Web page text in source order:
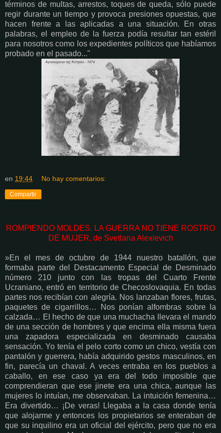
términos de multas, arrestos, toques de queda, sólo puede
regir durante un tiempo y provoca presiones opuestas, que
hacen frente a las aplicadas a una situación. En otras
palabras, el empleo de la fuerza podía resultar tan estéril
para nosotros como los expedientes políticos que habíamos
probado en el pasado..."
en 19:44 No hay comentarios:
Compartir
ROMPIENDO MOLDES. LA GUERRA NO TIENE ROSTRO
DE MUJER, de Svetlana Alexievich
»En el mes de octubre de 1944 nuestro batallón, que
formaba parte del Destacamento Especial de Desminado
número 210 junto con las tropas del Cuarto Frente
Ucraniano, entró en territorio de Checoslovaquia. En todas
partes nos recibían con alegría. Nos lanzaban flores, frutas,
paquetes de cigarrillos… Nos ponían alfombras sobre la
calzada… El hecho de que una muchacha llevara el mando
de una sección de hombres y que encima ella misma fuera
una zapadora especializada en desminado causaba
sensación. Yo tenía el pelo corto como un chico, vestía con
pantalón y guerrera, había adquirido gestos masculinos, en
fin, parecía un chaval. A veces entraba en los pueblos a
caballo, en ese caso ya era del todo imposible que
comprendieran que ese jinete era una chica, aunque las
mujeres lo intuían, me observaban. La intuición femenina…
Era divertido… ¡De veras! Llegaba a la casa donde tenía
que alojarme y entonces los propietarios se enteraban de
que su inquilino era un oficial del ejército, pero que no era